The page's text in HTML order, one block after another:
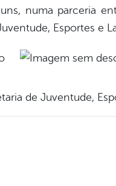
numa parceria
Esportes e
de Juventude,